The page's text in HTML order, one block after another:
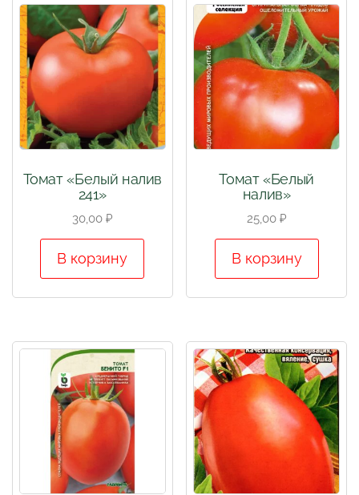
Томат «Белый налив
241»
30,00 ₽
В корзину
Томат «Белый
налив»
25,00 ₽
В корзину